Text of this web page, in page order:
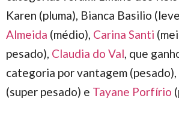
Karen (pluma), Bianca Basilio
Almeida (médio), Carina Santi
pesado), Claudia do Val, que
categoria por vantagem
(super pesado) e Tayane Porfírio